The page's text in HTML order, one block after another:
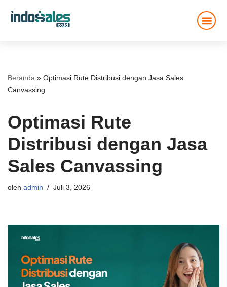
Beranda » Optimasi Rute Distribusi dengan Jasa Sales
Canvassing
Optimasi Rute
Distribusi dengan Jasa
Sales Canvassing
oleh admin Juli 3, 2026